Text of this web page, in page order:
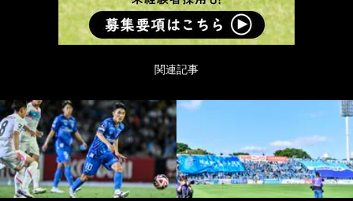
関連記事